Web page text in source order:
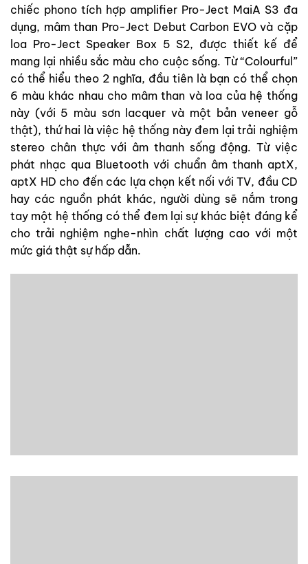
chiếc phono tích hợp amplifier Pro-Ject MaiA S3 đa
dụng, mâm than Pro-Ject Debut Carbon EVO và cặp
loa Pro-Ject Speaker Box 5 S2, được thiết kế để
mang lại nhiều sắc màu cho cuộc sống. Từ “Colourful”
có thể hiểu theo 2 nghĩa, đầu tiên là bạn có thể chọn
6 màu khác nhau cho mâm than và loa của hệ thống
này (với 5 màu sơn lacquer và một bản veneer gỗ
thật), thứ hai là việc hệ thống này đem lại trải nghiệm
stereo chân thực với âm thanh sống động. Từ việc
phát nhạc qua Bluetooth với chuẩn âm thanh aptX,
aptX HD cho đến các lựa chọn kết nối với TV, đầu CD
hay các nguồn phát khác, người dùng sẽ nắm trong
tay một hệ thống có thể đem lại sự khác biệt đáng kể
cho trải nghiệm nghe-nhìn chất lượng cao với một
mức giá thật sự hấp dẫn.